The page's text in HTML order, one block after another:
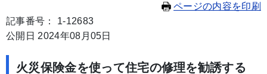
ページの内容を印刷
記事番号： 1-12683
公開日 2024年08月05日
火災保険金を使って住宅の修理を勧誘する